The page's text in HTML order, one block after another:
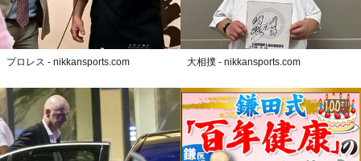
プロレス - nikkansports.com 大相撲 - nikkansports.com